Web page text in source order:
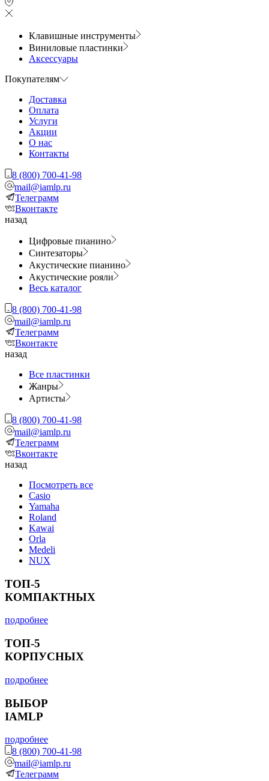
Клавишные инструменты
Виниловые пластинки
Аксессуары
Покупателям
Доставка
Оплата
Услуги
Акции
О нас
Контакты
8 (800) 700-41-98
mail@iamlp.ru
Телеграмм
Вконтакте
назад
Цифровые пианино
Синтезаторы
Акустические пианино
Акустические рояли
Весь каталог
8 (800) 700-41-98
mail@iamlp.ru
Телеграмм
Вконтакте
назад
Все пластинки
Жанры
Артисты
8 (800) 700-41-98
mail@iamlp.ru
Телеграмм
Вконтакте
назад
Посмотреть все
Casio
Yamaha
Roland
Kawai
Orla
Medeli
NUX
ТОП-5
КОМПАКТНЫХ
подробнее
ТОП-5
КОРПУСНЫХ
подробнее
ВЫБОР
IAMLP
подробнее
8 (800) 700-41-98
mail@iamlp.ru
Телеграмм